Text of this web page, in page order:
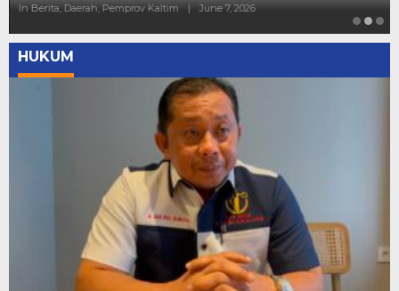
In Berita, Daerah, Pemprov Kaltim | June 7, 2026
HUKUM